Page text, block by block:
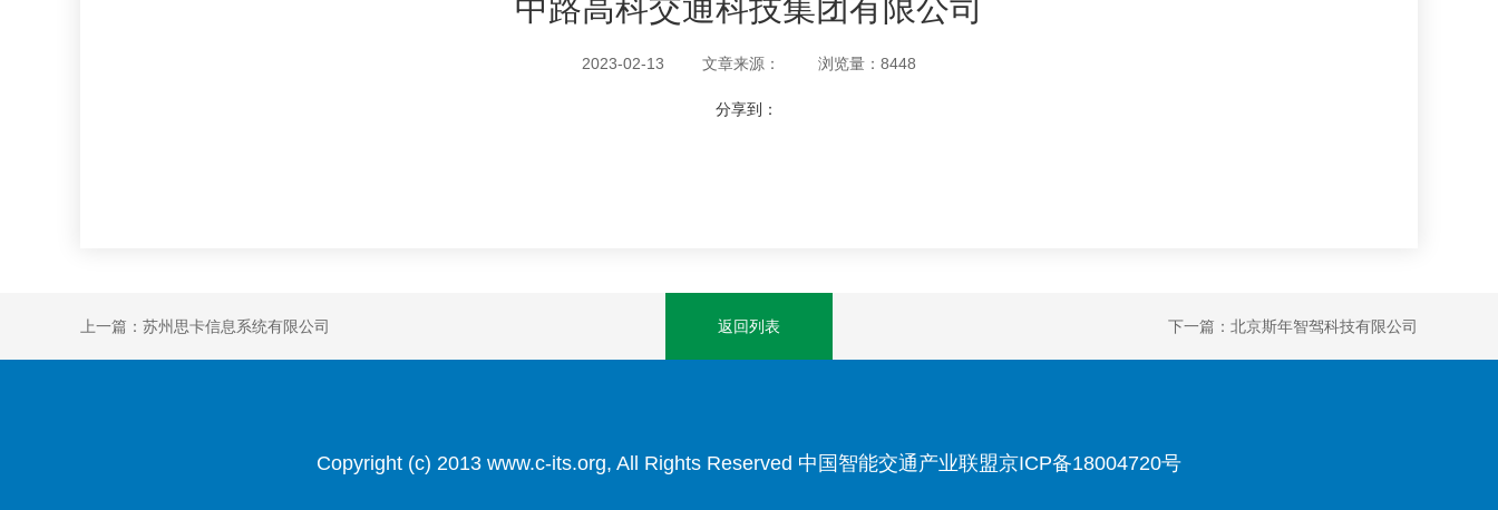
中路高科交通科技集团有限公司
2023-02-13 文章来源： 浏览量：8448
分享到：
上一篇：苏州思卡信息系统有限公司 返回列表 下一篇：北京斯年智驾科技有限公司
Copyright (c) 2013 www.c-its.org, All Rights Reserved 中国智能交通产业联盟京ICP备18004720号